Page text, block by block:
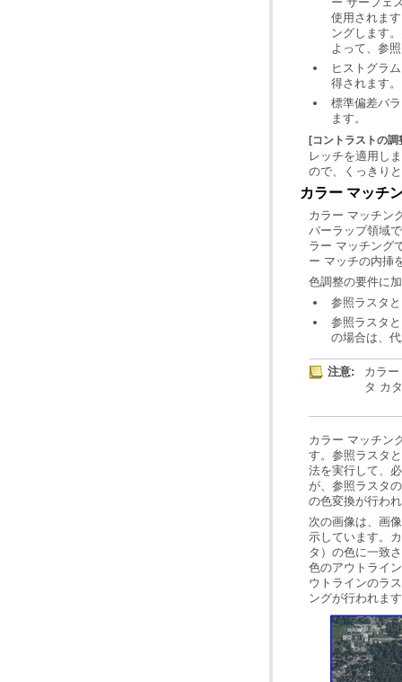
よって、参
得されます。
ます。
[コントラストの調
ので、くっきり
カラー マッチ
ー マッチの内挿
色調整の要件に
参照ラスタ
の場合は、
注意:
タ カ
の色変換が行わ
ングが行われま